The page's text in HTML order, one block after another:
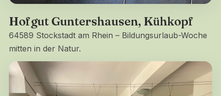
Hofgut Guntershausen, Kühkopf
64589 Stockstadt am Rhein – Bildungsurlaub-Woche
mitten in der Natur.